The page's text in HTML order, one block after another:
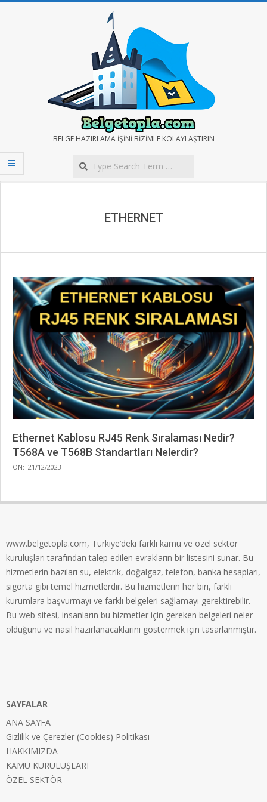
BELGE
TOPLA
BELGE HAZIRLAMA IŞINI BIZIMLE KOLAYLAŞTIRIN
ETHERNET
Ethernet Kablosu RJ45 Renk Sıralaması Nedir?
T568A ve T568B Standartları Nelerdir?
2023-
ON: 21/12/2023
www.belgetopla.com, Türkiye’deki farklı kamu ve özel sektör
kuruluşları tarafından talep edilen evrakların bir listesini sunar. Bu
hizmetlerin bazıları su, elektrik, doğalgaz, telefon, banka hesapları,
sigorta gibi temel hizmetlerdir. Bu hizmetlerin her biri, farklı
kurumlara başvurmayı ve farklı belgeleri sağlamayı gerektirebilir.
Bu web sitesi, insanların bu hizmetler için gereken belgeleri neler
olduğunu ve nasıl hazırlanacaklarını göstermek için tasarlanmıştır.
SAYFALAR
ANA SAYFA
Gizlilik ve Çerezler (Cookies) Politikası
HAKKIMIZDA
KAMU KURULUŞLARI
ÖZEL SEKTÖR